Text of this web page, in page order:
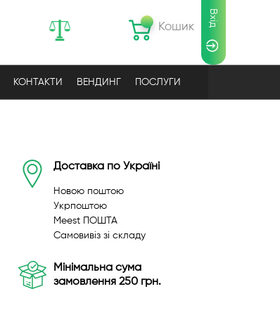
Кошик Вхід
КОНТАКТИ ВЕНДИНГ ПОСЛУГИ
Доставка по Україні
Новою поштою
Укрпоштою
Meest ПОШТА
Самовивіз зі складу
Мінімальна сума
замовлення 250 грн.